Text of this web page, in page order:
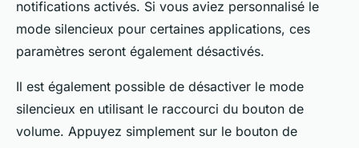
notifications activés. Si vous aviez personnalisé le
mode silencieux pour certaines applications, ces
paramètres seront également désactivés.
Il est également possible de désactiver le mode
silencieux en utilisant le raccourci du bouton de
volume. Appuyez simplement sur le bouton de